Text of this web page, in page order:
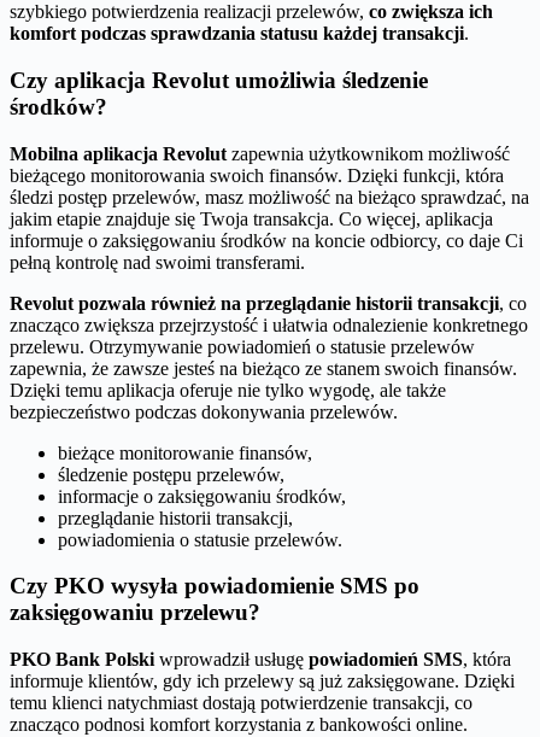
szybkiego potwierdzenia realizacji przelewów, co zwiększa ich
komfort podczas sprawdzania statusu każdej transakcji.
Czy aplikacja Revolut umożliwia śledzenie
środków?
Mobilna aplikacja Revolut zapewnia użytkownikom możliwość
bieżącego monitorowania swoich finansów. Dzięki funkcji, która
śledzi postęp przelewów, masz możliwość na bieżąco sprawdzać, na
jakim etapie znajduje się Twoja transakcja. Co więcej, aplikacja
informuje o zaksięgowaniu środków na koncie odbiorcy, co daje Ci
pełną kontrolę nad swoimi transferami.
Revolut pozwala również na przeglądanie historii transakcji, co
znacząco zwiększa przejrzystość i ułatwia odnalezienie konkretnego
przelewu. Otrzymywanie powiadomień o statusie przelewów
zapewnia, że zawsze jesteś na bieżąco ze stanem swoich finansów.
Dzięki temu aplikacja oferuje nie tylko wygodę, ale także
bezpieczeństwo podczas dokonywania przelewów.
bieżące monitorowanie finansów,
śledzenie postępu przelewów,
informacje o zaksięgowaniu środków,
przeglądanie historii transakcji,
powiadomienia o statusie przelewów.
Czy PKO wysyła powiadomienie SMS po
zaksięgowaniu przelewu?
PKO Bank Polski wprowadził usługę powiadomień SMS, która
informuje klientów, gdy ich przelewy są już zaksięgowane. Dzięki
temu klienci natychmiast dostają potwierdzenie transakcji, co
znacząco podnosi komfort korzystania z bankowości online.